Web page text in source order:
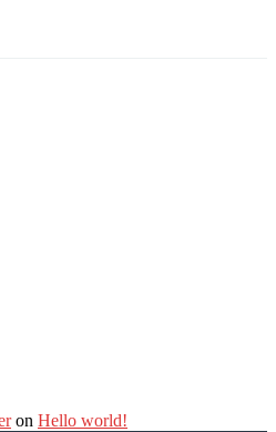
on Hello world!